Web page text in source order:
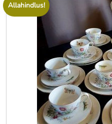
Allahindlus!